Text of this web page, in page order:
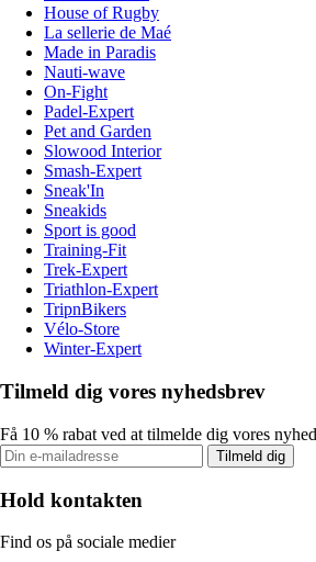
House of Rugby
La sellerie de Maé
Made in Paradis
Nauti-wave
On-Fight
Padel-Expert
Pet and Garden
Slowood Interior
Smash-Expert
Sneak'In
Sneakids
Sport is good
Training-Fit
Trek-Expert
Triathlon-Expert
TripnBikers
Vélo-Store
Winter-Expert
Tilmeld dig vores nyhedsbrev
Få 10 % rabat ved at tilmelde dig vores
Tilmeld dig
Hold kontakten
Find os på sociale medier